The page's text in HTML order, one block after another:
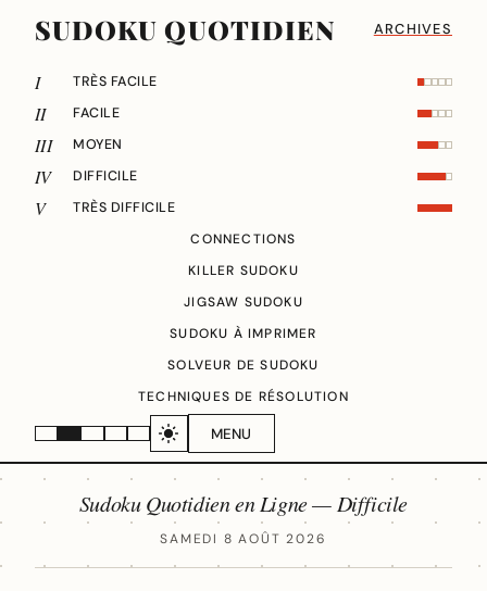
SUDOKU QUOTIDIEN ARCHIVES
MENU
I TRÈS FACILE
II FACILE
III MOYEN
IV DIFFICILE
V
TRÈS DIFFICILE
CONNECTIONS
KILLER SUDOKU
JIGSAW SUDOKU
SUDOKU À IMPRIMER
SOLVEUR DE SUDOKU
TECHNIQUES DE RÉSOLUTION
Sudoku Quotidien en Ligne — Difficile
SAMEDI 8 AOÛT 2026